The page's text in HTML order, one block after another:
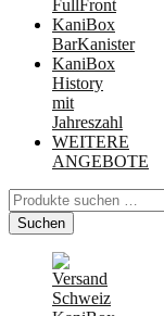
FullFront
KaniBox
BarKanister
KaniBox
History
mit
Jahreszahl
WEITERE
ANGEBOTE
Suchen
nach:
Suchen